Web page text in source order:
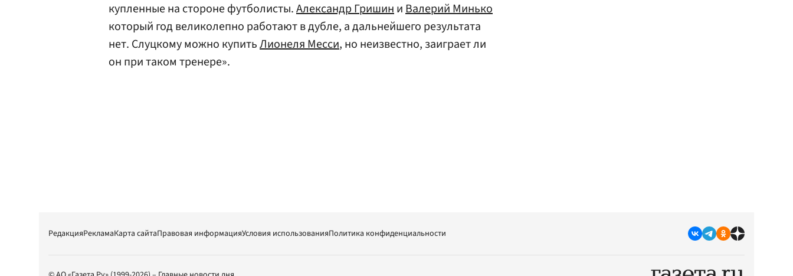
купленные на стороне футболисты.Александр ГришиниВалерий Минько
который год великолепно работают в дубле, а дальнейшего результата
нет. Слуцкому можно купитьЛионеля Месси, но неизвестно, заиграет ли
он при таком тренере».
РедакцияРекламаКарта сайтаПравовая информацияУсловия использованияПолитика конфиденциальности